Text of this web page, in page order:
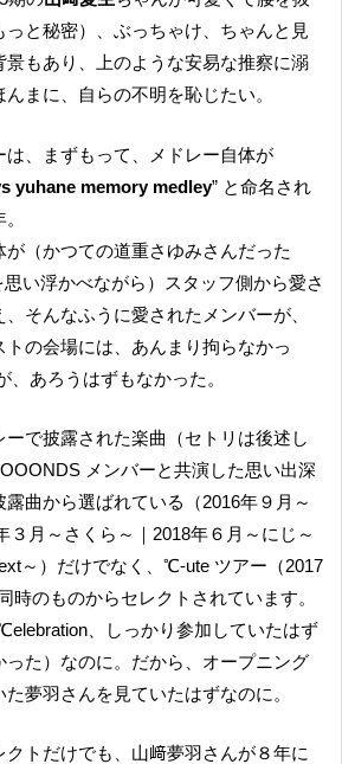
と秘密）、ぶっちゃけ、ちゃんと見
もあり、上のような安易な推察に溺
まに、自らの不明を恥じたい。
yuhane memory medley” と命名され
が（かつての道重さゆみさんだった
思い浮かべながら）スタッフ側から愛さ
そんなふうに愛されたメンバーが、
の会場には、あんまり拘らなかっ
あろうはずもなかった。
メンバーと共演した思い出深
曲から選ばれている（2016年９月～
３月～さくら～｜2018年６月～にじ～
～）だけでなく、℃-ute ツアー（2017
時のものからセレクトされています。
、しっかり参加していたはず
った）なのに。だから、オープニング
夢羽さんを見ていたはずなのに。